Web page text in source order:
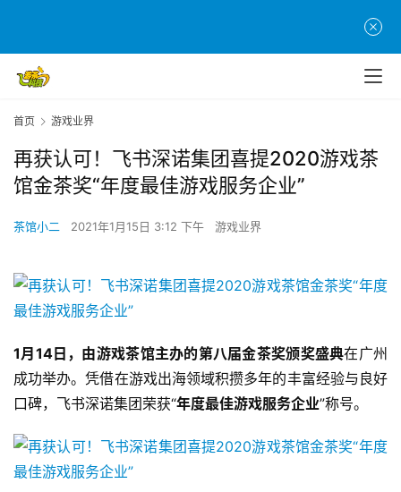
首页 游戏业界
再获认可！飞书深诺集团喜提2020游戏茶
馆金茶奖“年度最佳游戏服务企业”
茶馆小二 2021年1月15日 3:12 下午 游戏业界
1月14日，由游戏茶馆主办的第八届金茶奖颁奖盛典在广州
成功举办。凭借在游戏出海领域积攒多年的丰富经验与良好
口碑，飞书深诺集团荣获“年度最佳游戏服务企业”称号。